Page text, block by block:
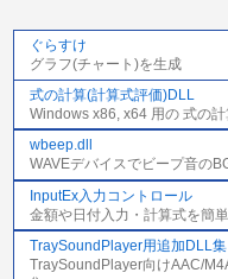
ぐらすけ
グラフ(チャート)を生成
式の計算(計算式評価)DLL
Windows x86, x64 用の 式の
wbeep.dll
WAVEデバイスでビープ音の
InputEx入力コントロール
金額や日付入力・計算式を簡
TraySoundPlayer用追加DLL集
TraySoundPlayer向けAAC/